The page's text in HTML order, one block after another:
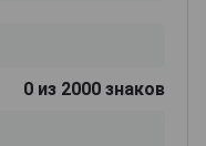
0 из 2000 знаков